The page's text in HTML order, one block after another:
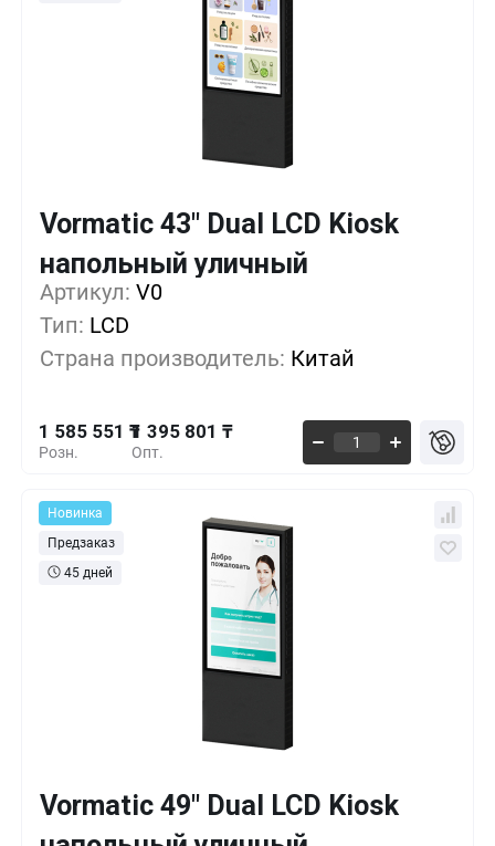
Vormatic 43" Dual LCD Kiosk
напольный уличный
Артикул: V0
Тип: LCD
Страна производитель: Китай
Розн.
1 585 551 ₸
Опт.
1 395 801 ₸
1+ 0%
5+
10+ -7%
Новинка
Предзаказ
45 дней
Vormatic 49" Dual LCD Kiosk